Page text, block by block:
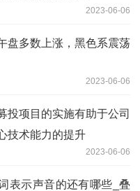
2023-06-06
盘多数上涨，黑色系震荡
2023-06-06
投项目的实施有助于公司
技术能力的提升
2023-06-06
表示声音的还有哪些_叠